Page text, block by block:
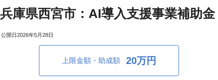
兵庫県西宮市：AI導入支援事業補助金
2026年5月28日
上限金額・助成額 20万円